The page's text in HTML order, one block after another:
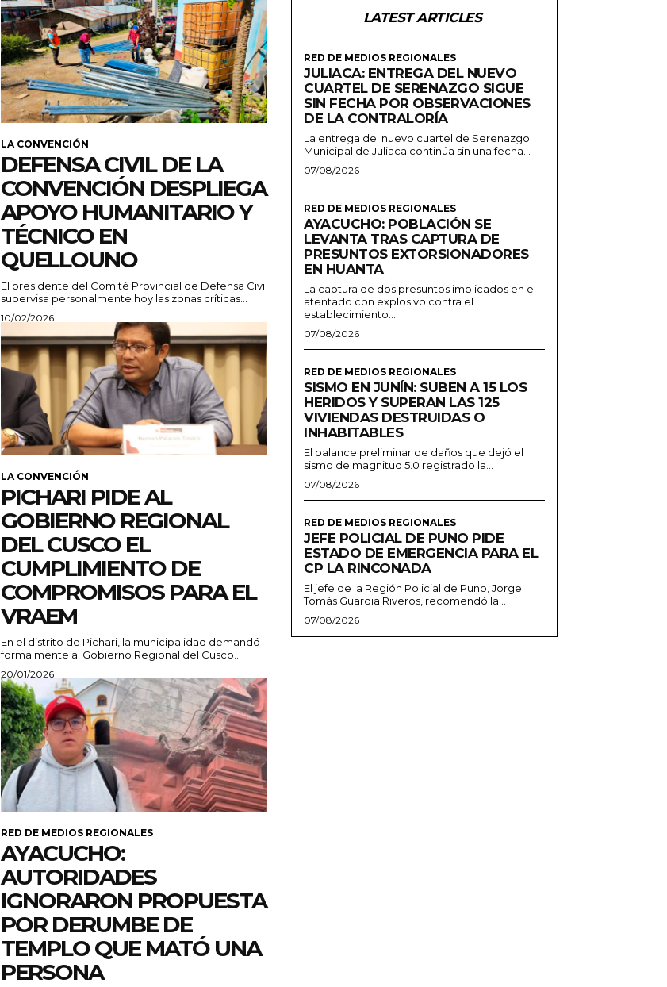
LA CONVENCIÓN
DEFENSA CIVIL DE LA
CONVENCIÓN DESPLIEGA
APOYO HUMANITARIO Y
TÉCNICO EN
QUELLOUNO
El presidente del Comité Provincial de Defensa Civil
supervisa personalmente hoy las zonas críticas...
10/02/2026
LA CONVENCIÓN
PICHARI PIDE AL
GOBIERNO REGIONAL
DEL CUSCO EL
CUMPLIMIENTO DE
COMPROMISOS PARA EL
VRAEM
En el distrito de Pichari, la municipalidad demandó
formalmente al Gobierno Regional del Cusco...
20/01/2026
RED DE MEDIOS REGIONALES
AYACUCHO:
AUTORIDADES
IGNORARON PROPUESTA
POR DERUMBE DE
TEMPLO QUE MATÓ UNA
PERSONA
LATEST ARTICLES
RED DE MEDIOS REGIONALES
JULIACA: ENTREGA DEL NUEVO
CUARTEL DE SERENAZGO SIGUE
SIN FECHA POR OBSERVACIONES
DE LA CONTRALORÍA
La entrega del nuevo cuartel de Serenazgo
Municipal de Juliaca continúa sin una fecha...
07/08/2026
RED DE MEDIOS REGIONALES
AYACUCHO: POBLACIÓN SE
LEVANTA TRAS CAPTURA DE
PRESUNTOS EXTORSIONADORES
EN HUANTA
La captura de dos presuntos implicados en el
atentado con explosivo contra el
establecimiento...
07/08/2026
RED DE MEDIOS REGIONALES
SISMO EN JUNÍN: SUBEN A 15 LOS
HERIDOS Y SUPERAN LAS 125
VIVIENDAS DESTRUIDAS O
INHABITABLES
El balance preliminar de daños que dejó el
sismo de magnitud 5.0 registrado la...
07/08/2026
RED DE MEDIOS REGIONALES
JEFE POLICIAL DE PUNO PIDE
ESTADO DE EMERGENCIA PARA EL
CP LA RINCONADA
El jefe de la Región Policial de Puno, Jorge
Tomás Guardia Riveros, recomendó la...
07/08/2026